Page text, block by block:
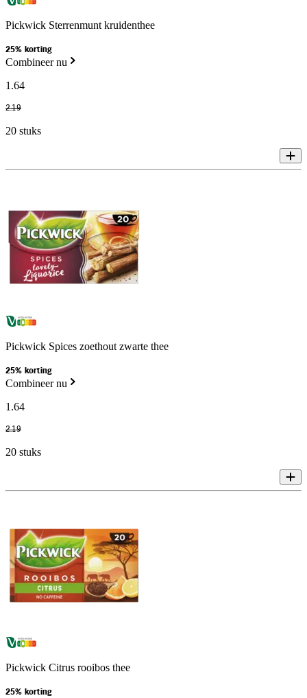
Pickwick Sterrenmunt kruidenthee
25% korting
Combineer nu
1.64
2.19
20 stuks
Pickwick Spices zoethout zwarte thee
25% korting
Combineer nu
1.64
2.19
20 stuks
Pickwick Citrus rooibos thee
25% korting